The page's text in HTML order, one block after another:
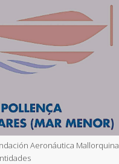
Aeronáutica Mallorquina